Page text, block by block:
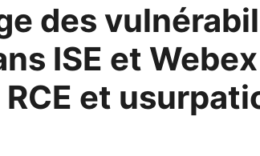
des
ISE et Webex
et